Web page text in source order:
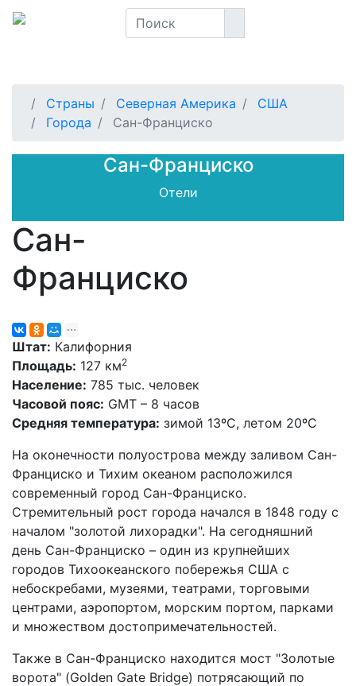
Страны Северная Америка
США
Города
Сан-Франциско
Сан-Франциско
Отели
Сан-
Франциско
Штат: Калифорния
Площадь: 127 км2
Население: 785 тыс. человек
Часовой пояс: GMT – 8 часов
Средняя температура: зимой 13ºС, летом 20ºС
На оконечности полуострова между заливом Сан-
Франциско и Тихим океаном расположился
современный город Сан-Франциско.
Стремительный рост города начался в 1848 году с
началом "золотой лихорадки". На сегодняшний
день Сан-Франциско – один из крупнейших
городов Тихоокеанского побережья США с
небоскребами, музеями, театрами, торговыми
центрами, аэропортом, морским портом, парками
и множеством достопримечательностей.
Также в Сан-Франциско находится мост "Золотые
ворота" (Golden Gate Bridge) потрясающий по